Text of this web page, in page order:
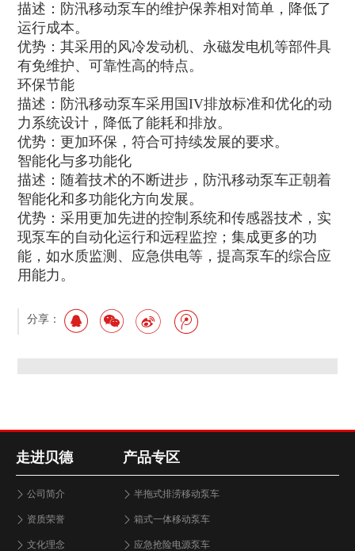
描述：防汛移动泵车的维护保养相对简单，降低了
运行成本。
优势：其采用的风冷发动机、永磁发电机等部件具
有免维护、可靠性高的特点。
环保节能
描述：防汛移动泵车采用国IV排放标准和优化的动
力系统设计，降低了能耗和排放。
优势：更加环保，符合可持续发展的要求。
智能化与多功能化
描述：随着技术的不断进步，防汛移动泵车正朝着
智能化和多功能化方向发展。
优势：采用更加先进的控制系统和传感器技术，实
现泵车的自动化运行和远程监控；集成更多的功
能，如水质监测、应急供电等，提高泵车的综合应
用能力。
分享：
走进贝德
公司简介
资质荣誉
文化理念
产品专区
半拖式排涝移动泵车
箱式一体移动泵车
应急抢险电源泵车